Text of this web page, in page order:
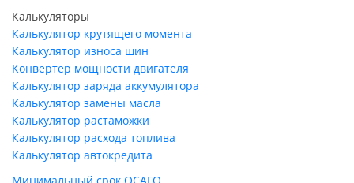
Калькуляторы
Калькулятор крутящего момента
Калькулятор износа шин
Конвертер мощности двигателя
Калькулятор заряда аккумулятора
Калькулятор замены масла
Калькулятор растаможки
Калькулятор расхода топлива
Калькулятор автокредита